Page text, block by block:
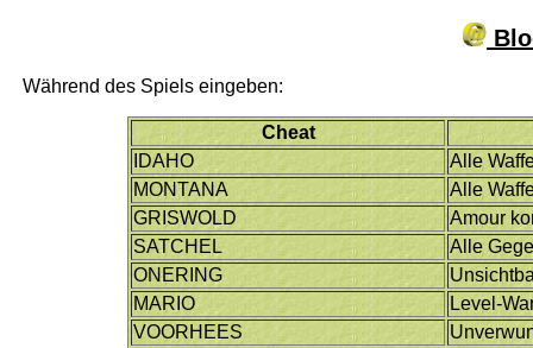
Während des Spiels eingeben:
Cheat
IDAHO
Alle
MONTANA
Alle
GRISWOLD
Amour
SATCHEL
Alle
ONERING
MARIO
Level-
VOORHEES